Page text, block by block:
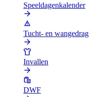
Speeldagenkalender
Tucht- en wangedrag
Invallen
DWF